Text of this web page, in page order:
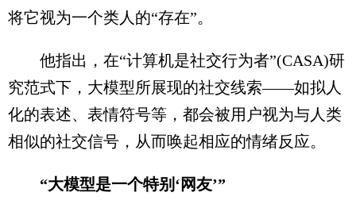
将它视为一个类人的“存在”。
他指出，在“计算机是社交行为者”(CASA)研
究范式下，大模型所展现的社交线索——如拟人
化的表述、表情符号等，都会被用户视为与人类
相似的社交信号，从而唤起相应的情绪反应。
“大模型是一个特别‘网友’”